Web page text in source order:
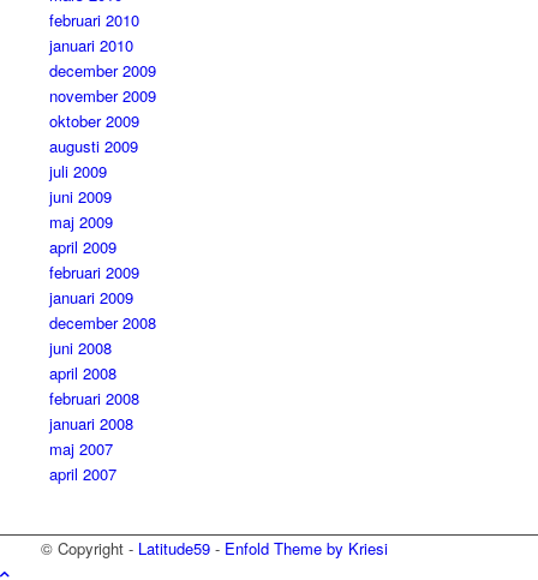
februari 2010
januari 2010
december 2009
november 2009
oktober 2009
augusti 2009
juli 2009
juni 2009
maj 2009
april 2009
februari 2009
januari 2009
december 2008
juni 2008
april 2008
februari 2008
januari 2008
maj 2007
april 2007
© Copyright - Latitude59- Enfold Theme by Kriesi